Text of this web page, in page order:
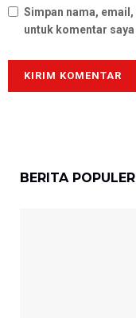
Simpan nama,
untuk komentar
BERITA POPULER